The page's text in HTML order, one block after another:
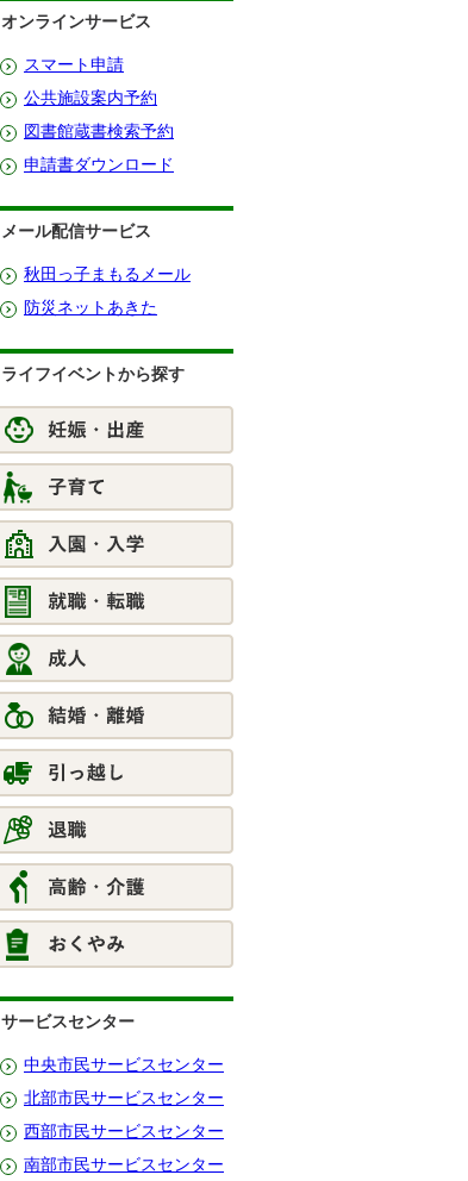
オンラインサービス
スマート申請
公共施設案内予約
図書館蔵書検索予約
申請書ダウンロード
メール配信サービス
秋田っ子まもるメール
防災ネットあきた
ライフイベントから探す
サービスセンター
中央市民サービスセンター
北部市民サービスセンター
西部市民サービスセンター
南部市民サービスセンター